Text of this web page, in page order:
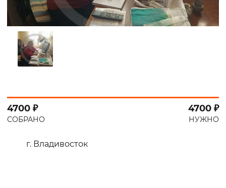
4700 ₽ 4700 ₽
СОБРАНО НУЖНО
г. Владивосток